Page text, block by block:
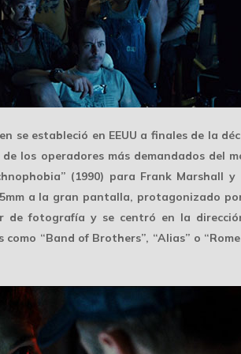
se estableció en EEUU a finales de la
los operadores más demandados del
(1990) para Frank Marshall y
a la gran pantalla, protagonizado por
de fotografía y se centró en la
“Band of Brothers”, “Alias” o